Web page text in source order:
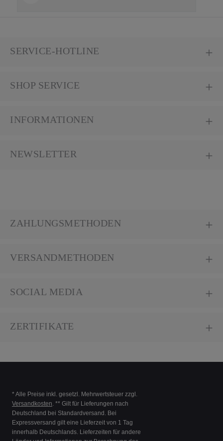
SERVICE-HOTLINE
SHOP SERVICE
INFORMATIONEN
NEWSLETTER
ZAHLUNGSMETHODEN
VERSANDMETHODEN
SOCIAL MEDIA
ZERTIFIKATE
* Alle Preise inkl. gesetzl. Mehrwertsteuer zzgl.
Versandkosten. ** Gilt für Lieferungen nach
Deutschland bei Standardversand. Bei
Expressversand gilt eine Lieferzeit von 1 Tag
innerhalb Deutschlands. Lieferzeiten für andere